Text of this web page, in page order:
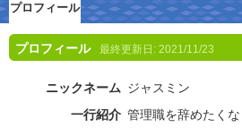
プロフィール
プロフィール 最終更新日: 2021/11/23
ニックネーム ジャスミン
一行紹介 管理職を辞めたく